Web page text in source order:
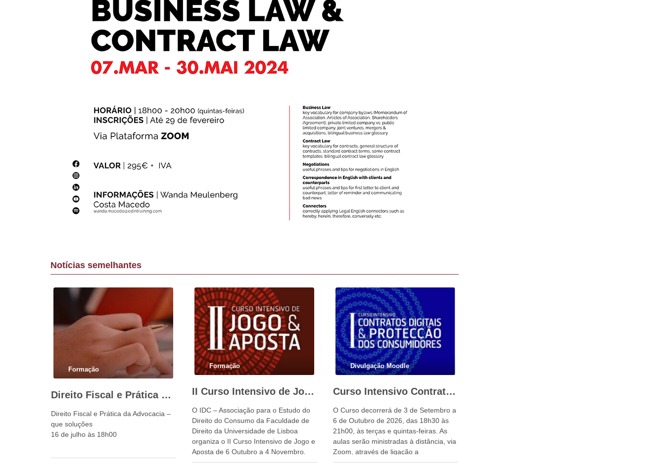
Notícias semelhantes
Formação
Direito Fiscal e Prática da Advocacia – que soluções
Direito Fiscal e Prática da Advocacia –
que soluções
16 de julho às 18h00
Formação
II Curso Intensivo de Jogo e Aposta
O IDC – Associação para o Estudo do
Direito do Consumo da Faculdade de
Direito da Universidade de Lisboa
organiza o II Curso Intensivo de Jogo e
Aposta de 6 Outubro a 4 Novembro.
Divulgação Moodle
Curso Intensivo Contratos digitais e Proteção dos Consumidores
O Curso decorrerá de 3 de Setembro a
6 de Outubro de 2026, das 18h30 às
21h00, às terças e quintas-feiras. As
aulas serão ministradas à distância, via
Zoom, através de ligação a
disponibilizar pela organização do